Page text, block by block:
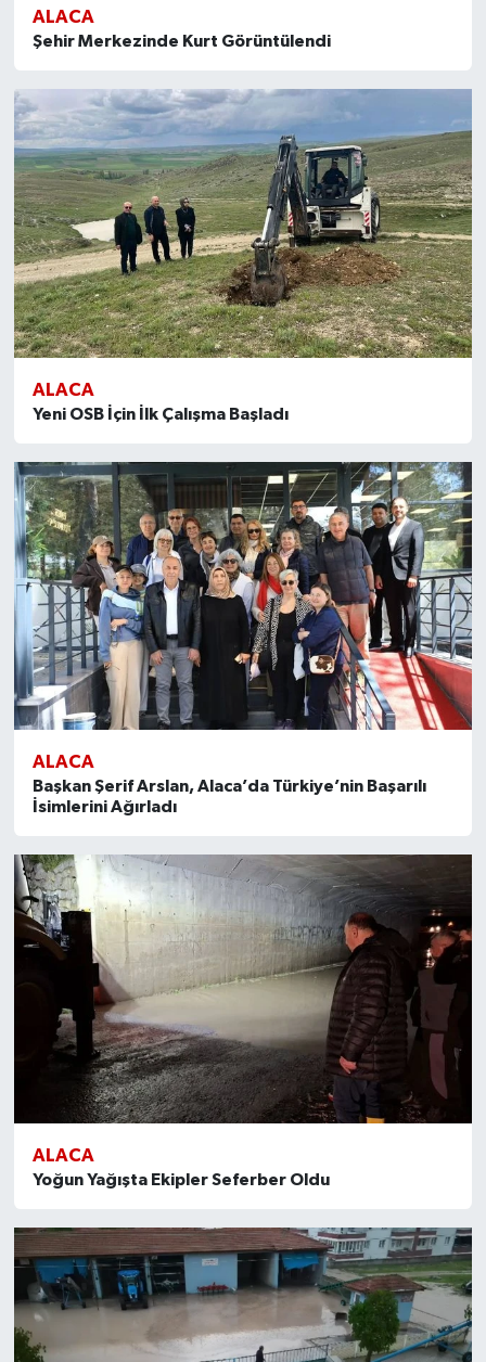
ALACA
Şehir Merkezinde Kurt Görüntülendi
ALACA
Yeni OSB İçin İlk Çalışma Başladı
ALACA
Başkan Şerif Arslan, Alaca’da Türkiye’nin Başarılı
İsimlerini Ağırladı
ALACA
Yoğun Yağışta Ekipler Seferber Oldu